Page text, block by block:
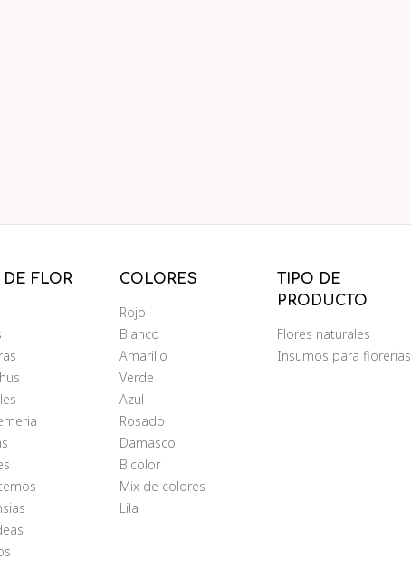
DE FLOR COLORES
Rojo
Blanco
Amarillo
Verde
Azul
Rosado
Damasco
Bicolor
Mix de colores
Lila
TIPO DE
PRODUCTO
Flores naturales
Insumos para florerías